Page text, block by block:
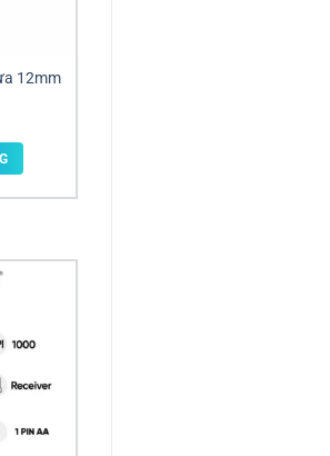
12mm